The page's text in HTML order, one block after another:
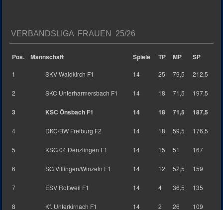
VERBANDSLIGA FRAUEN 25/26
Pos. Mannschaft Spiele TP MP SP
1 SKV Waldkirch F1 14 25 79,5 212,5
2 SKC Unterharmersbach F1 14 18 71,5 197,5
3 KSC Önsbach F1 14 18 71,5 187,5
4 DKC/BW Freiburg F2 14 18 59,5 176,5
5 KSG 04 Denzlingen F1 14 15 51 167
6 SG Villingen/Winzeln F1 14 12 52,5 159
7 ESV Rottweil F1 14 4 36,5 135
8 Kf. Unterkirnach F1 14 2 26 109